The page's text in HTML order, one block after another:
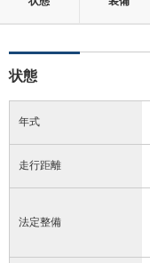
状態
年式
走行距離
法定整備